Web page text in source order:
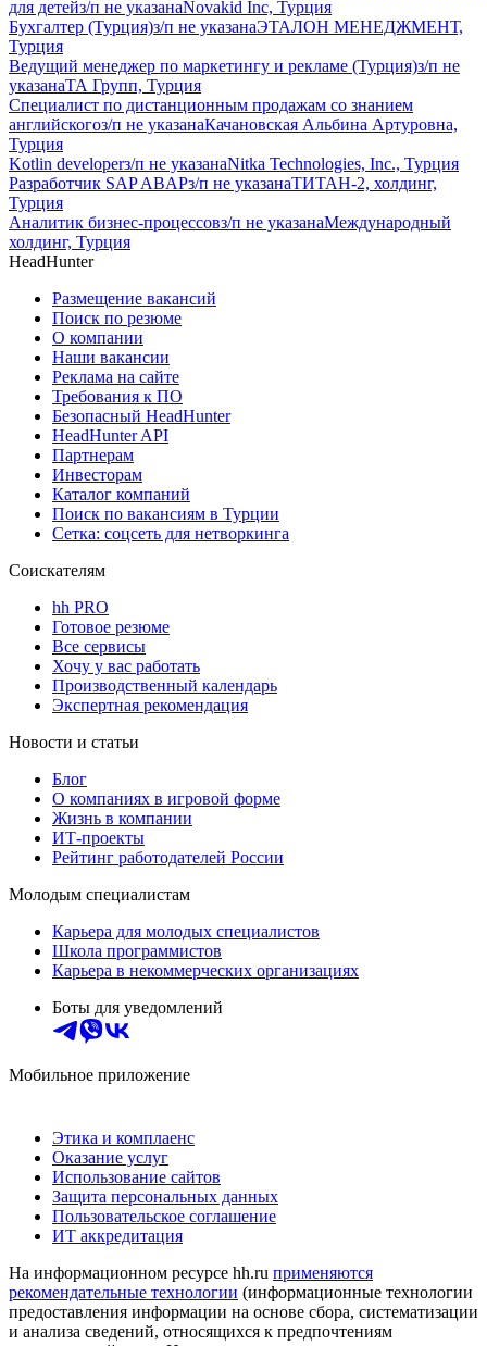
для детейз/п не указанаNovakid Inc, Турция
Бухгалтер (Турция)з/п не указанаЭТАЛОН МЕНЕДЖМЕНТ,
Турция
Ведущий менеджер по маркетингу и рекламе (Турция)з/п не
указанаТА Групп, Турция
Специалист по дистанционным продажам со знанием
английскогоз/п не указанаКачановская Альбина Артуровна,
Турция
Kotlin developerз/п не указанаNitka Technologies, Inc., Турция
Разработчик SAP ABAPз/п не указанаТИТАН-2, холдинг,
Турция
Аналитик бизнес-процессовз/п не указанаМеждународный
холдинг, Турция
HeadHunter
Размещение вакансий
Поиск по резюме
О компании
Наши вакансии
Реклама на сайте
Требования к ПО
Безопасный HeadHunter
HeadHunter API
Партнерам
Инвесторам
Каталог компаний
Поиск по вакансиям в Турции
Сетка: соцсеть для нетворкинга
Соискателям
hh PRO
Готовое резюме
Все сервисы
Хочу у вас работать
Производственный календарь
Экспертная рекомендация
Новости и статьи
Блог
О компаниях в игровой форме
Жизнь в компании
ИТ-проекты
Рейтинг работодателей России
Молодым специалистам
Карьера для молодых специалистов
Школа программистов
Карьера в некоммерческих организациях
Боты для уведомлений
Мобильное приложение
Этика и комплаенс
Оказание услуг
Использование сайтов
Защита персональных данных
Пользовательское соглашение
ИТ аккредитация
На информационном ресурсе hh.ru применяются
рекомендательные технологии (информационные технологии
предоставления информации на основе сбора, систематизации
и анализа сведений, относящихся к предпочтениям